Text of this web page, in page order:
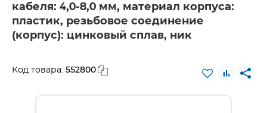
кабеля: 4,0-8,0 мм, материал корпуса:
пластик, резьбовое соединение
(корпус): цинковый сплав, ник
Код товара: 552800